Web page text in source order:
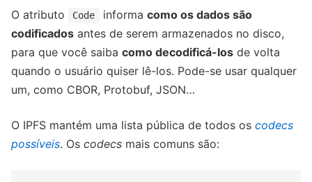
O atributo Code informa como os dados são
codificados antes de serem armazenados no disco,
para que você saiba como decodificá-los de volta
quando o usuário quiser lê-los. Pode-se usar qualquer
um, como CBOR, Protobuf, JSON…
O IPFS mantém uma lista pública de todos os codecs
possíveis. Os codecs mais comuns são: